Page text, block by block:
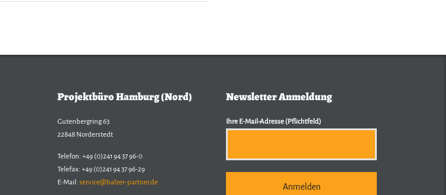
Projektbüro Hamburg (Nord)
Gutenbergring 63
22848 Norderstedt
Telefon: +49 (0)241 94 37 96-0
Telefax: +49 (0)241 94 37 96-29
E-Mail: service@balzer-partner.de
Newsletter Anmeldung
Ihre E-Mail-Adresse (Pflichtfeld)